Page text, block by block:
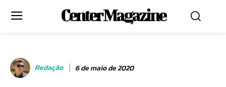
Center Magazine
Redação 6 de maio de 2020